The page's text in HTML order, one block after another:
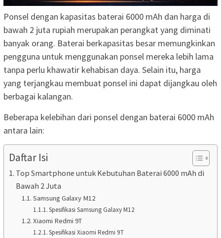
Ponsel dengan kapasitas baterai 6000 mAh dan harga di
bawah 2 juta rupiah merupakan perangkat yang diminati
banyak orang. Baterai berkapasitas besar memungkinkan
pengguna untuk menggunakan ponsel mereka lebih lama
tanpa perlu khawatir kehabisan daya. Selain itu, harga
yang terjangkau membuat ponsel ini dapat dijangkau oleh
berbagai kalangan.
Beberapa kelebihan dari ponsel dengan baterai 6000 mAh
antara lain:
Daftar Isi
Top Smartphone untuk Kebutuhan Baterai 6000 mAh di
Bawah 2 Juta
Samsung Galaxy M12
Spesifikasi Samsung Galaxy M12
Xiaomi Redmi 9T
Spesifikasi Xiaomi Redmi 9T